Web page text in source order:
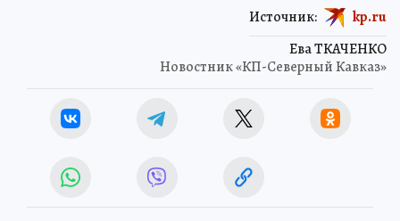
Ева ТКАЧЕНКО
Новостник «КП-Северный Кавказ»
Источник: kp.ru